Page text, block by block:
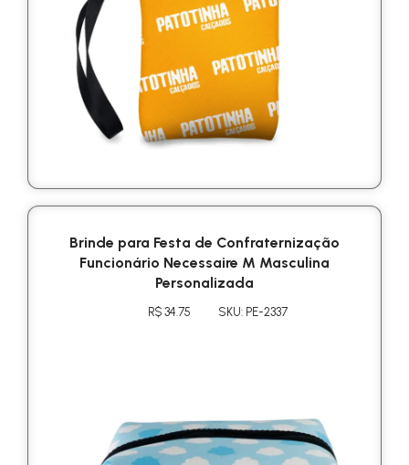
Brinde para Festa de Confraternização
Funcionário Necessaire M Masculina
Personalizada
R$ 34.75 SKU: PE-2337